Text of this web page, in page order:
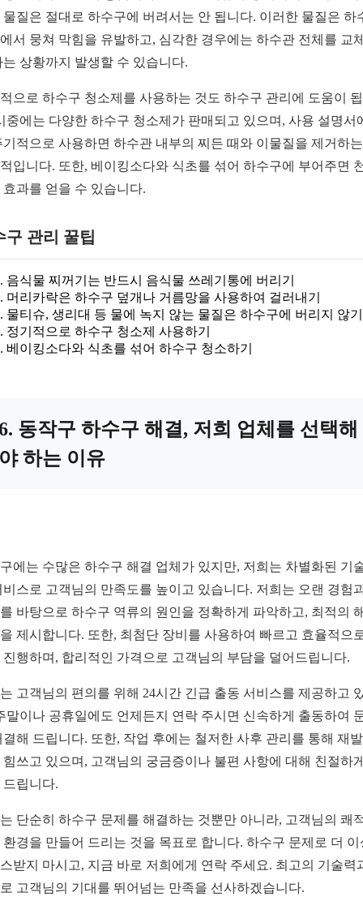
물질은 절대로 하수구에 버려서는 안 됩니다. 이러한 물질은 하
서 뭉쳐 막힘을 유발하고, 심각한 경우에는 하수관 전체를 교
는 상황까지 발생할 수 있습니다.
으로 하수구 청소제를 사용하는 것도 하수구 관리에 도움이
중에는 다양한 하수구 청소제가 판매되고 있으며, 사용 설명서
기적으로 사용하면 하수관 내부의 찌든 때와 이물질을 제거하
입니다. 또한, 베이킹소다와 식초를 섞어 하수구에 부어주면
효과를 얻을 수 있습니다.
구 관리 꿀팁
음식물 찌꺼기는 반드시 음식물 쓰레기통에 버리기
머리카락은 하수구 덮개나 거름망을 사용하여 걸러내기
물티슈, 생리대 등 물에 녹지 않는 물질은 하수구에 버리지 않기
정기적으로 하수구 청소제 사용하기
베이킹소다와 식초를 섞어 하수구 청소하기
동작구 하수구 해결, 저희 업체를 선택해
하는 이유
에는 수많은 하수구 해결 업체가 있지만, 저희는 차별화된 기
비스로 고객님의 만족도를 높이고 있습니다. 저희는 오랜 경험
바탕으로 하수구 역류의 원인을 정확하게 파악하고, 최적의
제시합니다. 또한, 최첨단 장비를 사용하여 빠르고 효율적으
진행하며, 합리적인 가격으로 고객님의 부담을 덜어드립니다.
고객님의 편의를 위해 24시간 긴급 출동 서비스를 제공하고
말이나 공휴일에도 언제든지 연락 주시면 신속하게 출동하여
결해 드립니다. 또한, 작업 후에는 철저한 사후 관리를 통해 재
힘쓰고 있으며, 고객님의 궁금증이나 불편 사항에 대해 친절하
드립니다.
단순히 하수구 문제를 해결하는 것뿐만 아니라, 고객님의 쾌
환경을 만들어 드리는 것을 목표로 합니다. 하수구 문제로 더 이
받지 마시고, 지금 바로 저희에게 연락 주세요. 최고의 기술력
고객님의 기대를 뛰어넘는 만족을 선사하겠습니다.